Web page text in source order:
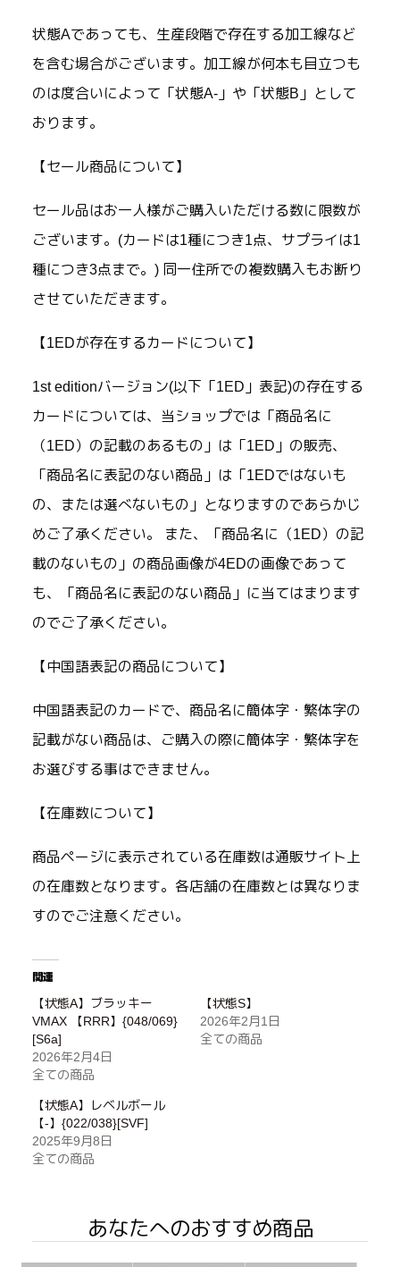
状態Aであっても、生産段階で存在する加工線など
を含む場合がございます。加工線が何本も目立つも
のは度合いによって「状態A-」や「状態B」として
おります。
【セール商品について】
セール品はお一人様がご購入いただける数に限数が
ございます。(カードは1種につき1点、サプライは1
種につき3点まで。) 同一住所での複数購入もお断り
させていただきます。
【1EDが存在するカードについて】
1st editionバージョン(以下「1ED」表記)の存在する
カードについては、当ショップでは「商品名に
（1ED）の記載のあるもの」は「1ED」の販売、
「商品名に表記のない商品」は「1EDではないも
の、または選べないもの」となりますのであらかじ
めご了承ください。 また、「商品名に（1ED）の記
載のないもの」の商品画像が4EDの画像であって
も、「商品名に表記のない商品」に当てはまります
のでご了承ください。
【中国語表記の商品について】
中国語表記のカードで、商品名に簡体字・繁体字の
記載がない商品は、ご購入の際に簡体字・繁体字を
お選びする事はできません。
【在庫数について】
商品ページに表示されている在庫数は通販サイト上
の在庫数となります。各店舗の在庫数とは異なりま
すのでご注意ください。
関連
【状態A】ブラッキー
VMAX 【RRR】{048/069}
[S6a]
2026年2月4日
全ての商品
【状態S】
2026年2月1日
全ての商品
【状態A】レベルボール
【-】{022/038}[SVF]
2025年9月8日
全ての商品
あなたへのおすすめ商品